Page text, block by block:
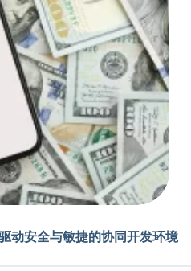
动安全与敏捷的协同开发环境